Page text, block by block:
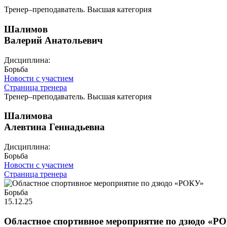
Тренер–преподаватель. Высшая категория
Шалимов
Валерий Анатольевич
Дисциплина:
Борьба
Новости с участием
Страница тренера
Тренер–преподаватель. Высшая категория
Шалимова
Алевтина Геннадьевна
Дисциплина:
Борьба
Новости с участием
Страница тренера
Борьба
15.12.25
Областное спортивное мероприятие по дзюдо